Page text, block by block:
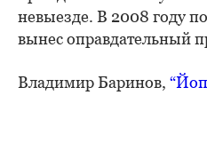
невыезде. В 2008 году
вынес оправдательный
Владимир Баринов,